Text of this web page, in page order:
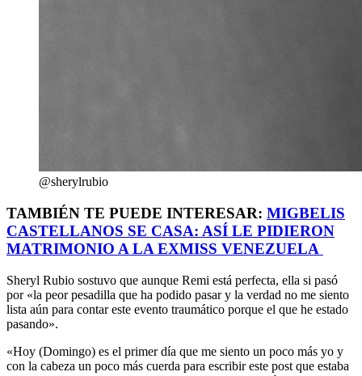
@sherylrubio
TAMBIÉN TE PUEDE INTERESAR: MIGBELIS
CASTELLANOS SE CASA: ASÍ LE PIDIERON
MATRIMONIO A LA EXMISS VENEZUELA
Sheryl Rubio sostuvo que aunque Remi está perfecta, ella si pasó
por «la peor pesadilla que ha podido pasar y la verdad no me siento
lista aún para contar este evento traumático porque el que he estado
pasando».
«Hoy (Domingo) es el primer día que me siento un poco más yo y
con la cabeza un poco más cuerda para escribir este post que estaba